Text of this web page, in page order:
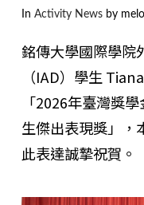
In Activity Newsby
銘傳大學國際學院
（IAD）學生
「2026年臺灣獎
生傑出表現獎」，
此表達誠摯祝賀。